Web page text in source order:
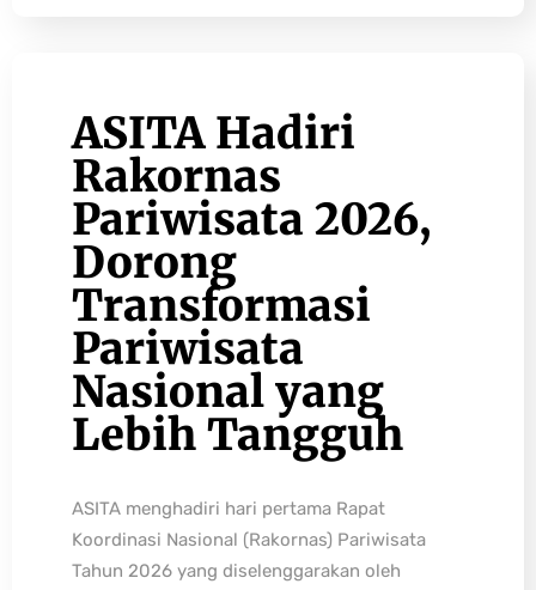
ASITA Hadiri
Rakornas
Pariwisata 2026,
Dorong
Transformasi
Pariwisata
Nasional yang
Lebih Tangguh
ASITA menghadiri hari pertama Rapat
Koordinasi Nasional (Rakornas) Pariwisata
Tahun 2026 yang diselenggarakan oleh